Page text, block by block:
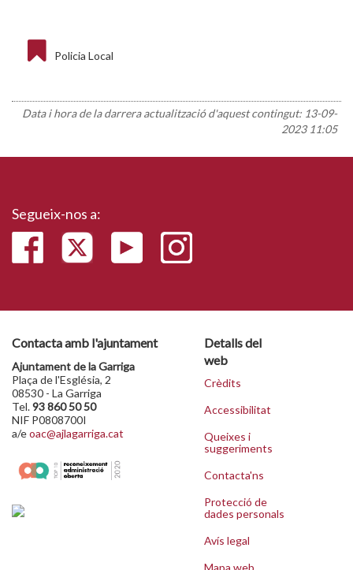
Policia Local
Data i hora de la darrera actualització d'aquest contingut: 13-09-
2023 11:05
Segueix-nos a:
Contacta amb l'ajuntament
Ajuntament de la Garriga
Plaça de l'Església, 2
08530 - La Garriga
Tel.93 860 50 50
NIF P0808700I
a/eoac@ajlagarriga.cat
Detalls del
web
Crèdits
Accessibilitat
Queixes i
suggeriments
Contacta'ns
Protecció de
dades personals
Avís legal
Mapa web